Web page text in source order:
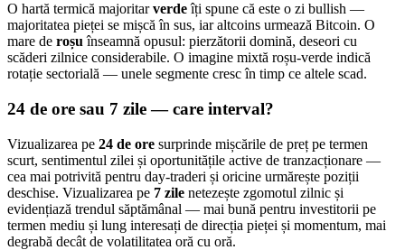
O hartă termică majoritarverdeîți spune că este o zi bullish —
majoritatea pieței se mișcă în sus, iar altcoins urmează Bitcoin. O
mare de roșu înseamnă opusul: pierzătorii domină, deseori cu
scăderi zilnice considerabile. O imagine mixtă roșu-verde indică
rotație sectorială — unele segmente cresc în timp ce altele scad.
24 de ore sau 7 zile — care interval?
Vizualizarea pe 24 de ore surprinde mișcările de preț pe termen
scurt, sentimentul zilei și oportunitățile active de tranzacționare —
cea mai potrivită pentru day-traderi și oricine urmărește poziții
deschise. Vizualizarea pe 7 zile netezește zgomotul zilnic și
evidențiază trendul săptămânal — mai bună pentru investitorii pe
termen mediu și lung interesați de direcția pieței și momentum, mai
degrabă decât de volatilitatea oră cu oră.